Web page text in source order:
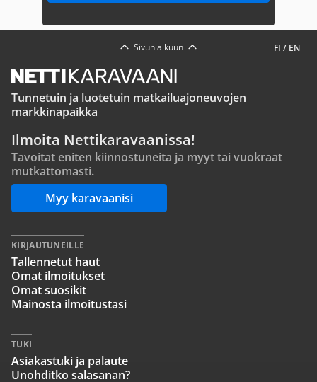
FI / EN
Sivun alkuun
Tunnetuin ja luotetuin matkailuajoneuvojen
markkinapaikka
Ilmoita Nettikaravaanissa!
Tavoitat eniten kiinnostuneita ja myyt tai vuokraat
mutkattomasti.
Myy karavaanisi
KIRJAUTUNEILLE
Tallennetut haut
Omat ilmoitukset
Omat suosikit
Mainosta ilmoitustasi
TUKI
Asiakastuki ja palaute
Unohditko salasanan?